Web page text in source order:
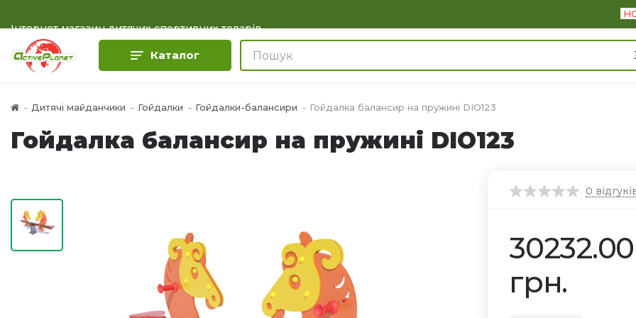
Інтернет магазин дитячих спортивних товарів
Каталог
Дитячі майданчики Гойдалки Гойдалки-балансири Гойдалка балансир на пружині DIO123
Гойдалка балансир на пружині DIO123
0
30232.00
грн.